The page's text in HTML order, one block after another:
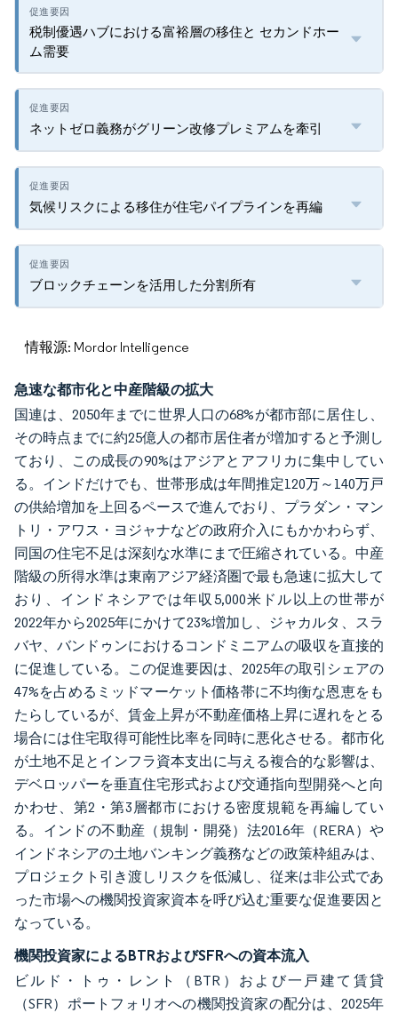
税制優遇ハブにおける富裕層の移住と セカンドホー
ム需要
ネットゼロ義務がグリーン改修プレミアムを牽引
気候リスクによる移住が住宅パイプラインを再編
ブロックチェーンを活用した分割所有
情報源: Mordor Intelligence
急速な都市化と中産階級の拡大
国連は、2050年までに世界人口の68%が都市部に居住し、
その時点までに約25億人の都市居住者が増加すると予測し
ており、この成長の90%はアジアとアフリカに集中してい
る。インドだけでも、世帯形成は年間推定120万～140万戸
の供給増加を上回るペースで進んでおり、プラダン・マン
トリ・アワス・ヨジャナなどの政府介入にもかかわらず、
同国の住宅不足は深刻な水準にまで圧縮されている。中産
階級の所得水準は東南アジア経済圏で最も急速に拡大して
おり、インドネシアでは年収5,000米ドル以上の世帯が
2022年から2025年にかけて23%増加し、ジャカルタ、スラ
バヤ、バンドゥンにおけるコンドミニアムの吸収を直接的
に促進している。この促進要因は、2025年の取引シェアの
47%を占めるミッドマーケット価格帯に不均衡な恩恵をも
たらしているが、賃金上昇が不動産価格上昇に遅れをとる
場合には住宅取得可能性比率を同時に悪化させる。都市化
が土地不足とインフラ資本支出に与える複合的な影響は、
デベロッパーを垂直住宅形式および交通指向型開発へと向
かわせ、第2・第3層都市における密度規範を再編してい
る。インドの不動産（規制・開発）法2016年（RERA）や
インドネシアの土地バンキング義務などの政策枠組みは、
プロジェクト引き渡しリスクを低減し、従来は非公式であ
った市場への機関投資家資本を呼び込む重要な促進要因と
なっている。
機関投資家によるBTRおよびSFRへの資本流入
ビルド・トゥ・レント（BTR）および一戸建て賃貸
（SFR）ポートフォリオへの機関投資家の配分は、2025年